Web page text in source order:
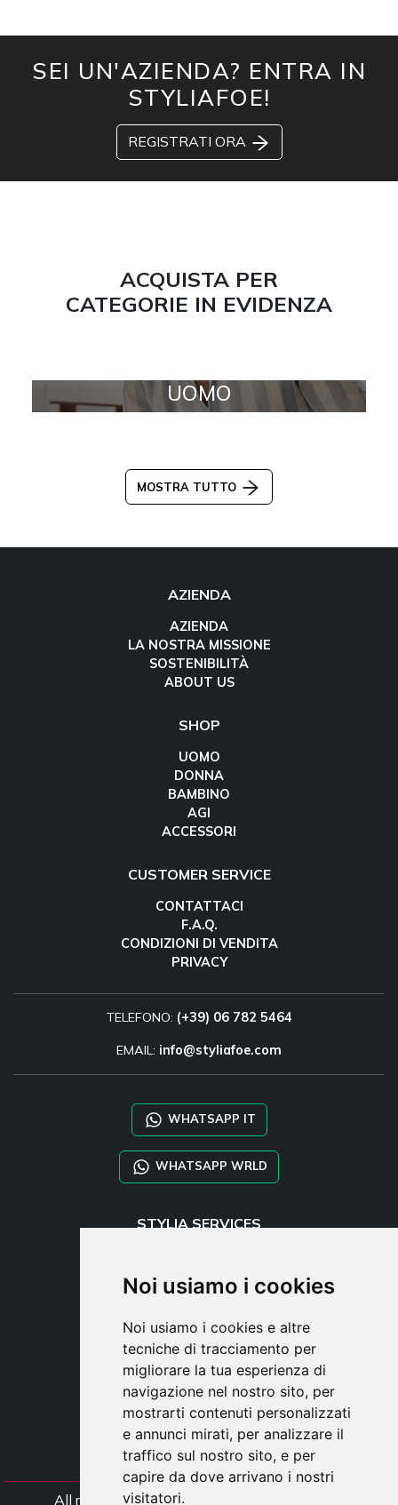
Noi usiamo i cookies
Noi usiamo i cookies e altre
tecniche di tracciamento per
migliorare la tua esperienza di
navigazione nel nostro sito, per
mostrarti contenuti personalizzati
e annunci mirati, per analizzare il
traffico sul nostro sito, e per
capire da dove arrivano i nostri
visitatori.
SEI UN'AZIENDA? ENTRA IN
STYLIAFOE!
REGISTRATI ORA
ACQUISTA PER
CATEGORIE IN EVIDENZA
UOMO
MOSTRA TUTTO
AZIENDA
AZIENDA
LA NOSTRA MISSIONE
SOSTENIBILITÀ
ABOUT US
SHOP
UOMO
DONNA
BAMBINO
AGI
ACCESSORI
CUSTOMER SERVICE
CONTATTACI
F.A.Q.
CONDIZIONI DI VENDITA
PRIVACY
TELEFONO: (+39) 06 782 5464
EMAIL: info@styliafoe.com
WHATSAPP IT
WHATSAPP WRLD
STYLIA SERVICES
TAYLOR MADE ORDERS
DROPSHIPPING
UTENTE
REGISTRATI
ACCEDI
CARRELLO
All rights Styliafoe s.r.l. © 2025 - Partiva IVA